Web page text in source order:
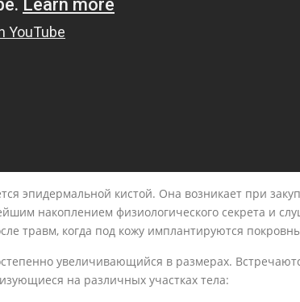
эпидермальной кистой. Она возникает при
накоплением физиологического секрета и
травм, когда под кожу имплантируются
увеличивающийся в размерах.
на различных участках тела: